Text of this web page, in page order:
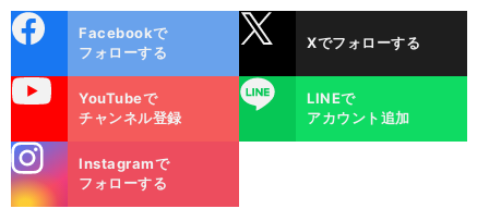
ok
Facebookで
フォローする
Xでフォローする
YouTubeで
チャンネル登録
LINE
LINEで
アカウント追加
m
Instagramで
フォローする